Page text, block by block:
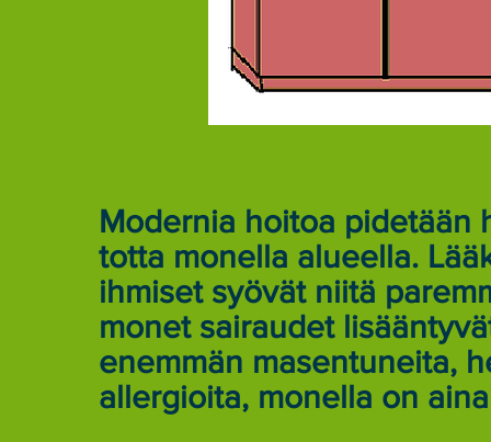
Modernia hoitoa pidetään
totta monella alueella.
ihmiset syövät niitä
monet sairaudet
enemmän masentuneita,
allergioita, monella on